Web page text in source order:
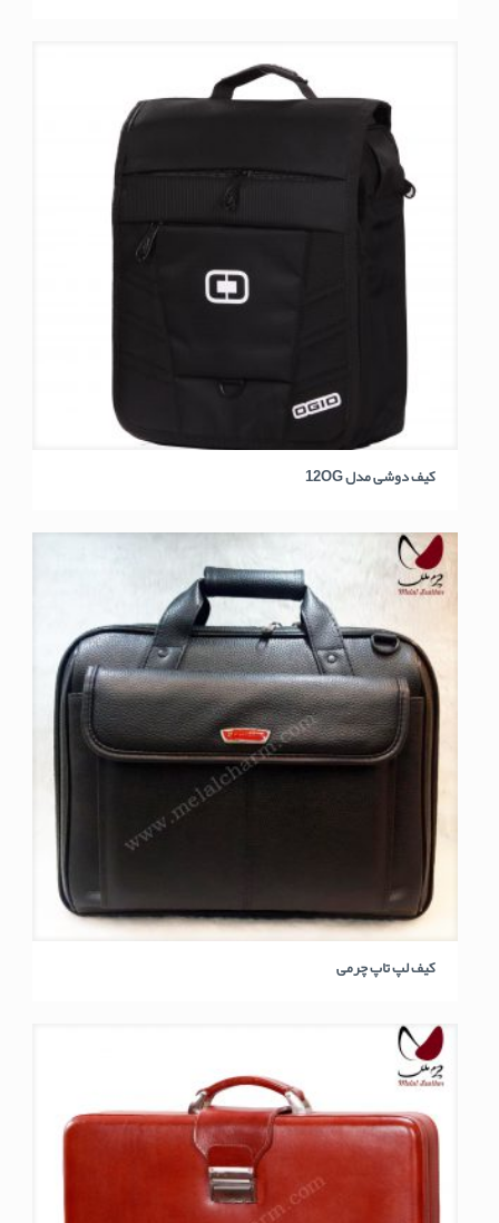
کیف دوشی مدل 12OG
کیف لپ تاپ چرمی